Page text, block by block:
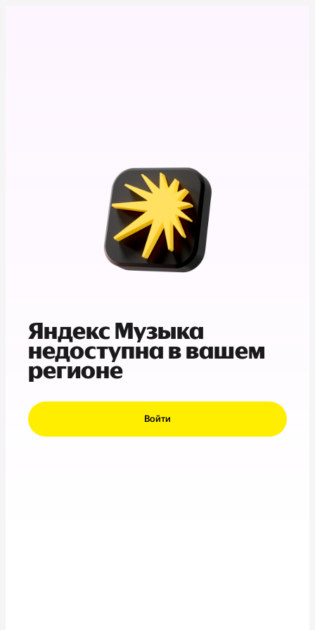
Яндекс Музыка
недоступна в вашем
регионе
Войти